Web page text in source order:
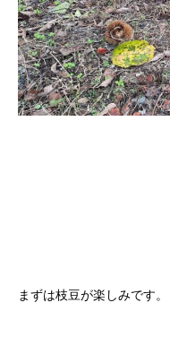
まずは枝豆が楽しみです。